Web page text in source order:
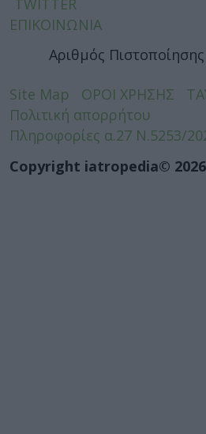
ΕΠΙΚΟΙΝΩΝΙΑ
Αριθμός
Site Map ΟΡΟΙ ΧΡΗΣΗΣ
Πολιτική απορρήτου
Πληροφορίες α.27 Ν.5253/
Copyright iatropedia© 2026